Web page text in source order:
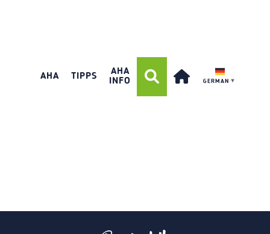
AHA TIPPS
AHA
INFO
GERMAN ▼